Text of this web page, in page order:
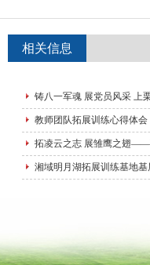
相关信息
铸八一军魂 展党员风采 上
教师团队拓展训练心得体会
拓凌云之志 展雏鹰之翅——
湘域明月湖拓展训练基地